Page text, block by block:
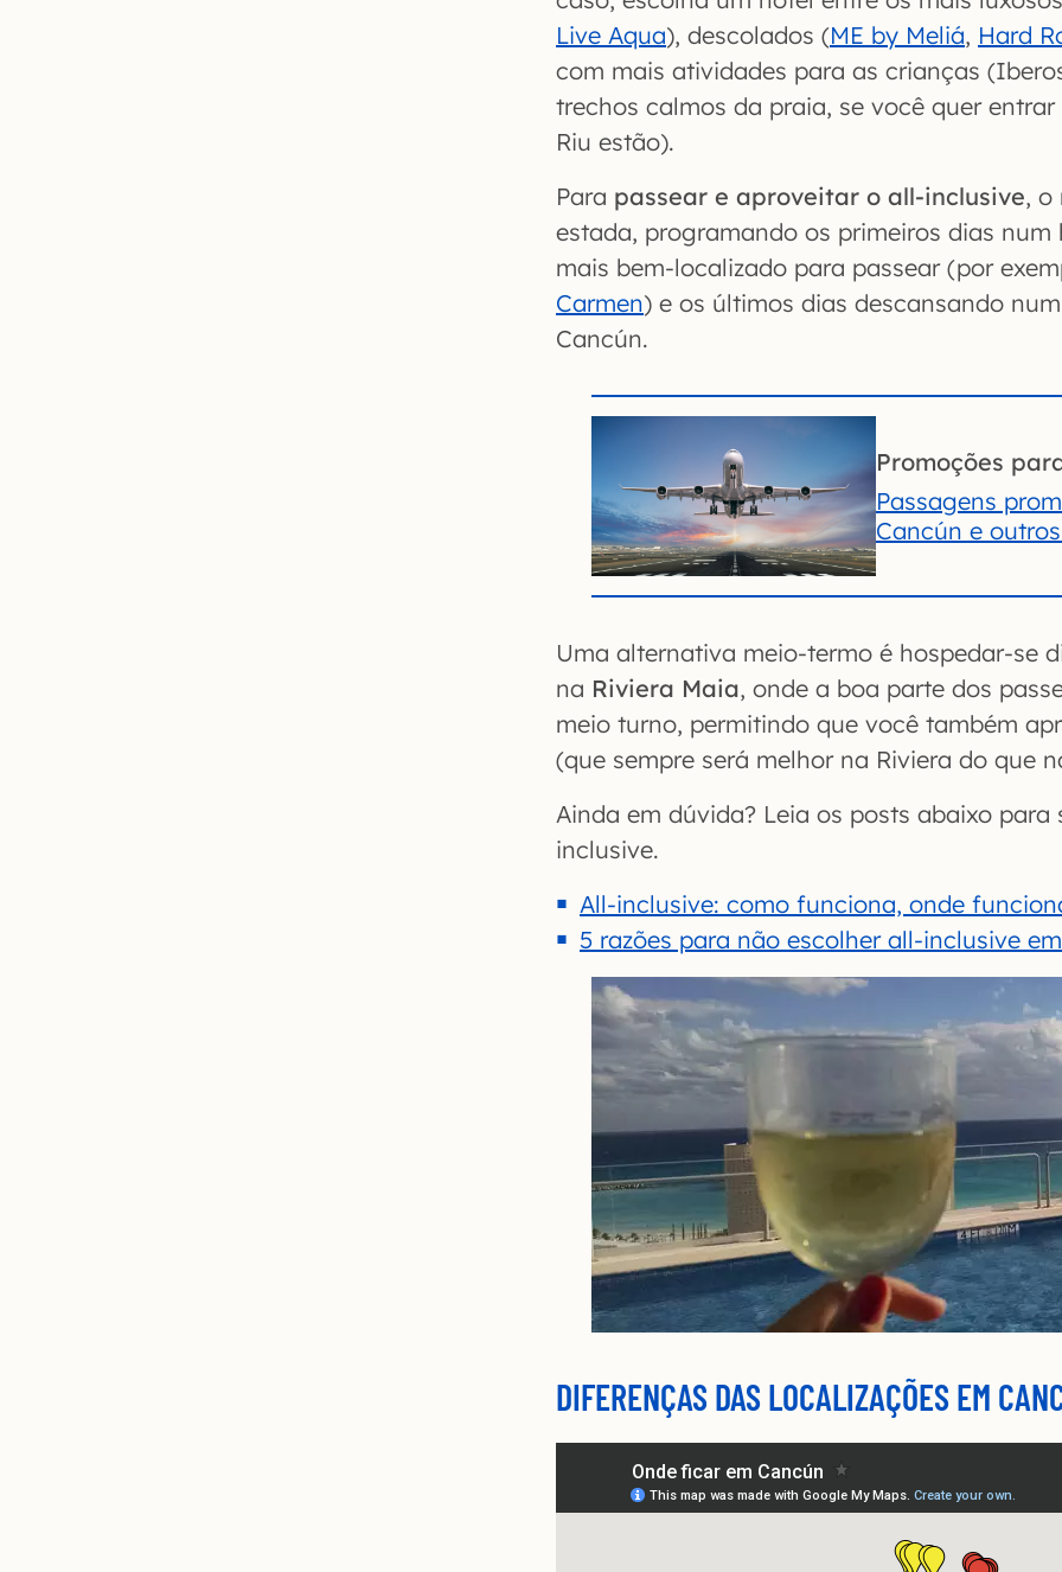
Live Aqua), descolados (ME by Meliá, Hard
com mais atividades para as crianças
trechos calmos da praia, se você quer entrar
Riu estão).
Para passear e aproveitar o all-inclusive, o
estada, programando os primeiros dias num
mais bem-localizado para passear (por
Carmen) e os últimos dias descansando
Cancún.
Promoções
Passagens
Cancún e
Uma alternativa meio-termo é hospedar-se
na Riviera Maia, onde a boa parte dos
meio turno, permitindo que você também
(que sempre será melhor na Riviera do que
Ainda em dúvida? Leia os posts abaixo para
inclusive.
All-inclusive: como funciona, onde
5 razões para não escolher all-inclusive
DIFERENÇAS DAS LOCALIZAÇÕES EM